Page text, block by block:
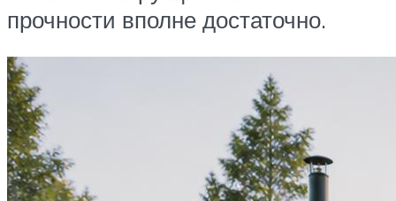
прочности вполне достаточно.